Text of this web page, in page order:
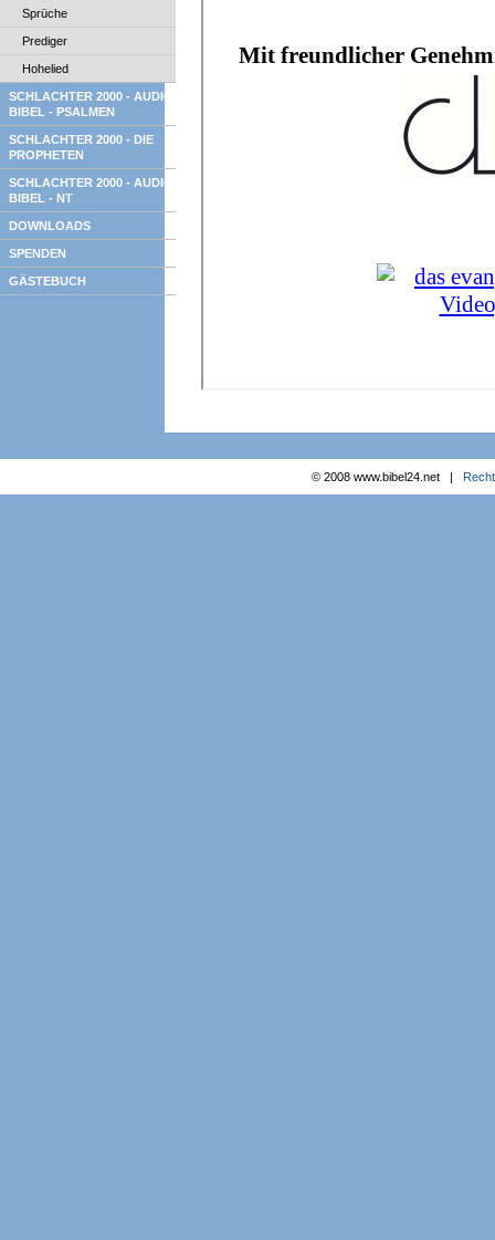
Sprüche
Prediger
Hohelied
SCHLACHTER 2000 - AUDIO
BIBEL - PSALMEN
SCHLACHTER 2000 - DIE
PROPHETEN
SCHLACHTER 2000 - AUDIO
BIBEL - NT
DOWNLOADS
SPENDEN
GÄSTEBUCH
© 2008 www.bibel24.net |